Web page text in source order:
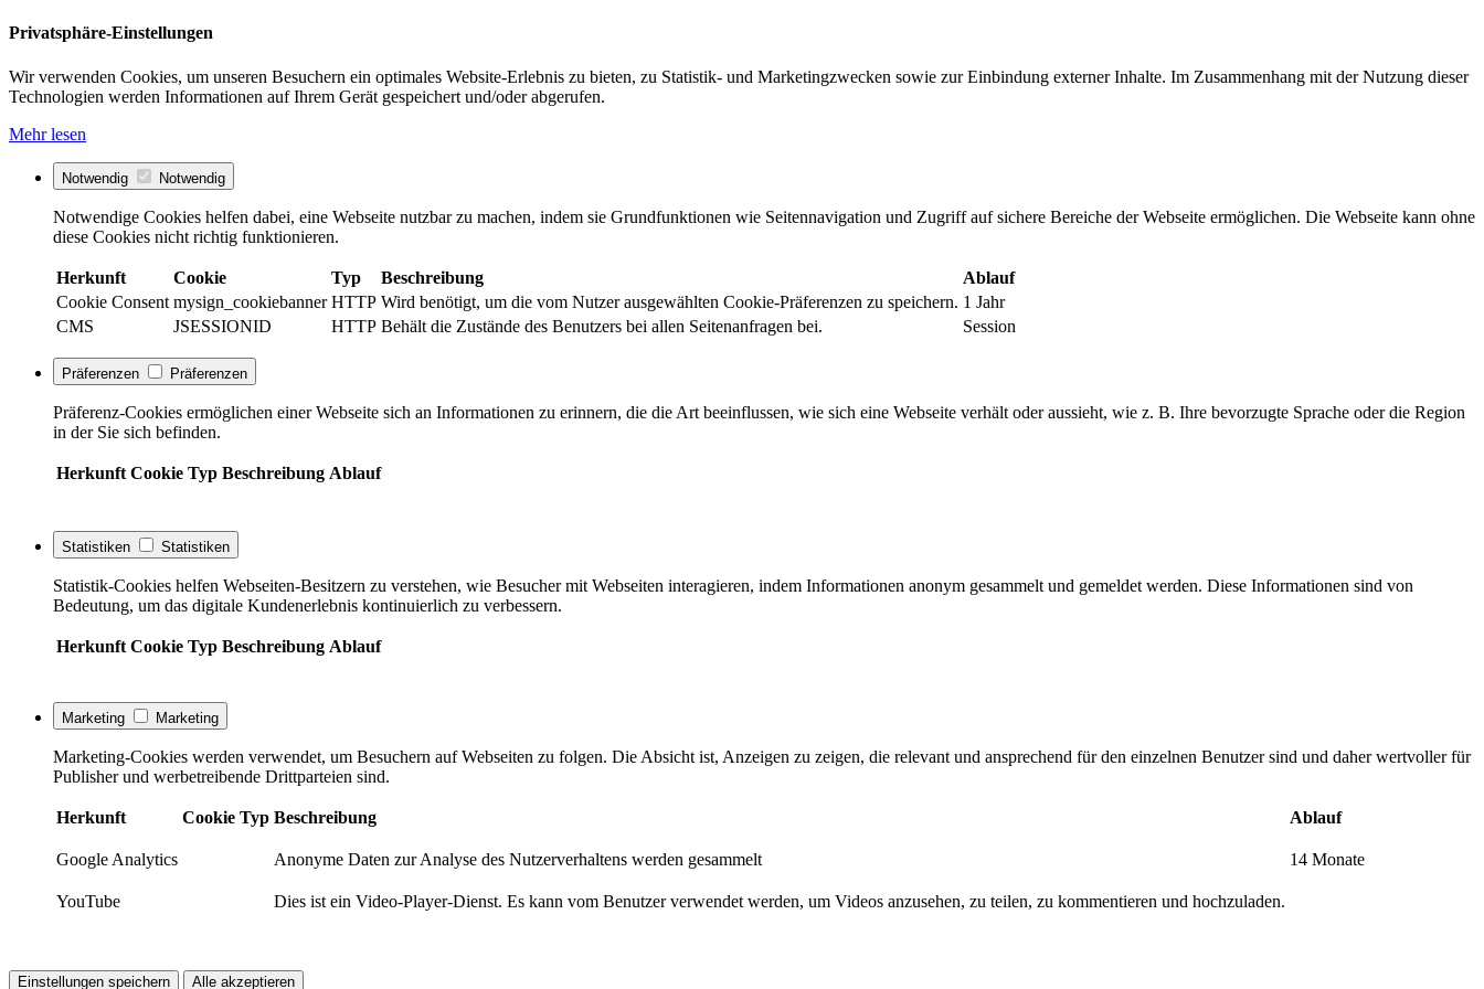
Privatsphäre-Einstellungen
Wir verwenden Cookies, um unseren Besuchern ein optimales Website-Erlebnis zu bieten, zu Statistik- und Marketingzwecken sowie zur Einbindung externer Inhalte. Im Zusammenhang mit der Nutzung dieser
Technologien werden Informationen auf Ihrem Gerät gespeichert und/oder abgerufen.
Mehr lesen
Notwendig Notwendig
Notwendige Cookies helfen dabei, eine Webseite nutzbar zu machen, indem sie Grundfunktionen wie Seitennavigation und Zugriff auf sichere Bereiche der Webseite ermöglichen. Die Webseite kann ohne
diese Cookies nicht richtig funktionieren.
Herkunft Cookie Typ Beschreibung
Ablauf
Cookie Consent mysign_cookiebanner HTTP Wird benötigt, um die vom Nutzer ausgewählten Cookie-Präferenzen zu speichern. 1 Jahr
CMS
JSESSIONID HTTP Behält die Zustände des Benutzers bei allen Seitenanfragen bei. Session
Präferenzen Präferenzen
Präferenz-Cookies ermöglichen einer Webseite sich an Informationen zu erinnern, die die Art beeinflussen, wie sich eine Webseite verhält oder aussieht, wie z. B. Ihre bevorzugte Sprache oder die Region
in der Sie sich befinden.
Herkunft Cookie Typ Beschreibung Ablauf
Statistiken Statistiken
Statistik-Cookies helfen Webseiten-Besitzern zu verstehen, wie Besucher mit Webseiten interagieren, indem Informationen anonym gesammelt und gemeldet werden. Diese Informationen sind von
Bedeutung, um das digitale Kundenerlebnis kontinuierlich zu verbessern.
Herkunft Cookie Typ Beschreibung Ablauf
Marketing Marketing
Marketing-Cookies werden verwendet, um Besuchern auf Webseiten zu folgen. Die Absicht ist, Anzeigen zu zeigen, die relevant und ansprechend für den einzelnen Benutzer sind und daher wertvoller für
Publisher und werbetreibende Drittparteien sind.
Herkunft Cookie Typ Beschreibung Ablauf
Google Analytics Anonyme Daten zur Analyse des Nutzerverhaltens werden gesammelt 14 Monate
YouTube Dies ist ein Video-Player-Dienst. Es kann vom Benutzer verwendet werden, um Videos anzusehen, zu teilen, zu kommentieren und hochzuladen.
Einstellungen speichern Alle akzeptieren